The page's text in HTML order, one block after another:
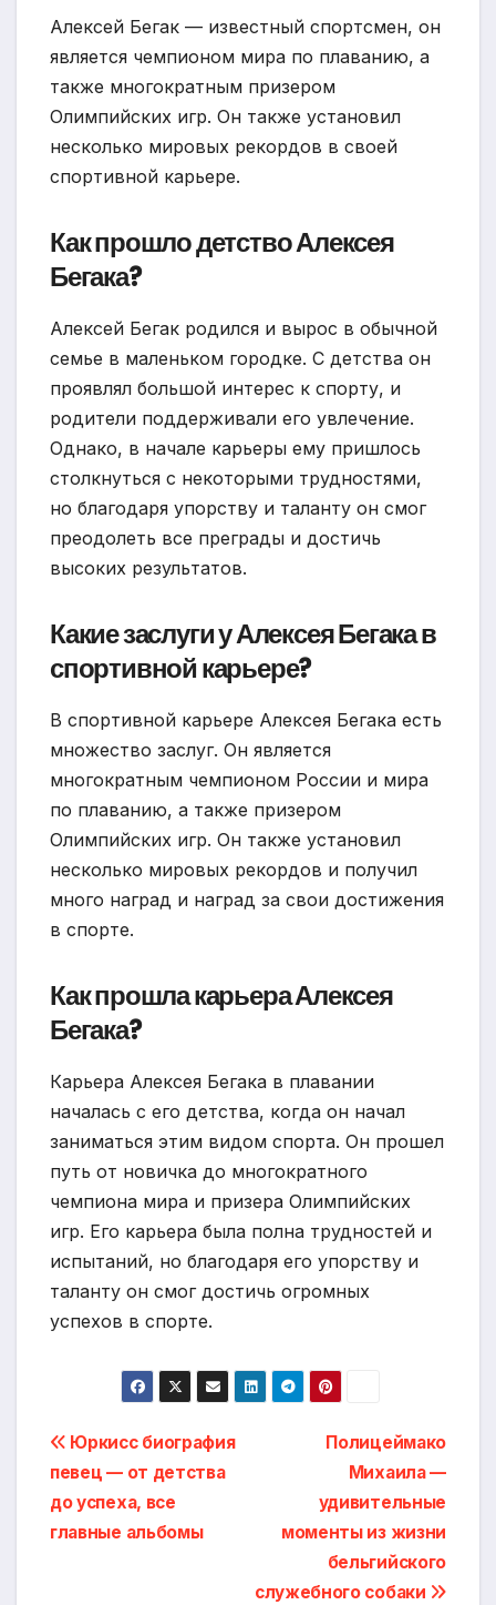
Алексей Бегак — известный спортсмен, он
является чемпионом мира по плаванию, а
также многократным призером
Олимпийских игр. Он также установил
несколько мировых рекордов в своей
спортивной карьере.
Как прошло детство Алексея
Бегака?
Алексей Бегак родился и вырос в обычной
семье в маленьком городке. С детства он
проявлял большой интерес к спорту, и
родители поддерживали его увлечение.
Однако, в начале карьеры ему пришлось
столкнуться с некоторыми трудностями,
но благодаря упорству и таланту он смог
преодолеть все преграды и достичь
высоких результатов.
Какие заслуги у Алексея Бегака в
спортивной карьере?
В спортивной карьере Алексея Бегака есть
множество заслуг. Он является
многократным чемпионом России и мира
по плаванию, а также призером
Олимпийских игр. Он также установил
несколько мировых рекордов и получил
много наград и наград за свои достижения
в спорте.
Как прошла карьера Алексея
Бегака?
Карьера Алексея Бегака в плавании
началась с его детства, когда он начал
заниматься этим видом спорта. Он прошел
путь от новичка до многократного
чемпиона мира и призера Олимпийских
игр. Его карьера была полна трудностей и
испытаний, но благодаря его упорству и
таланту он смог достичь огромных
успехов в спорте.
Навигация
по
записям
Полицеймако
Михаила —
удивительные
моменты из жизни
бельгийского
служебного собаки
Юркисс биография
певец — от детства
до успеха, все
главные альбомы